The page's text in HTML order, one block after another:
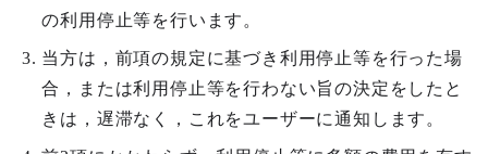
の利用停止等を行います。
当方は，前項の規定に基づき利用停止等を行った場
合，または利用停止等を行わない旨の決定をしたと
きは，遅滞なく，これをユーザーに通知します。